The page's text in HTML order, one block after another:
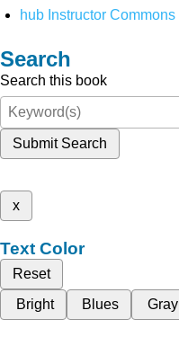
hub Instructor Commons
Search
Search this book
Submit Search
x
Text Color
Reset
Bright
Blues Gray